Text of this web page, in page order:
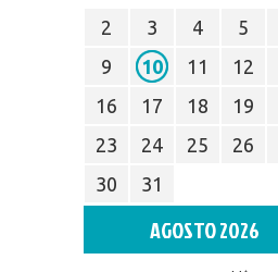
2
3 4 5
9
10 11 12
16
17 18 19
23
24 25 26
30
31
AGOSTO 2026